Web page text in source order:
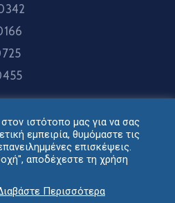
Διεύθυνση Ηλεκτρονικής
Κρήτης © 2024
ιστότοπο μας για να σας
εμπειρία, θυμόμαστε τις
επισκέψεις.
αποδέχεστε τη χρήση
Περισσότερα